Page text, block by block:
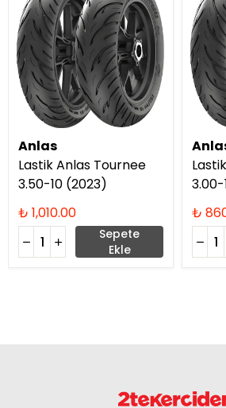
Anlas
Lastik Anlas Tournee
3.50-10 (2023)
₺ 1,010.00
Sepete
Ekle
₺